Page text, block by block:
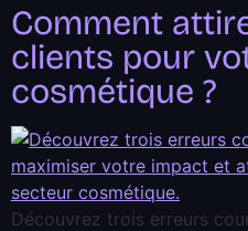
Comment
clients pour
cosmétique ?
Découvrez trois erreurs